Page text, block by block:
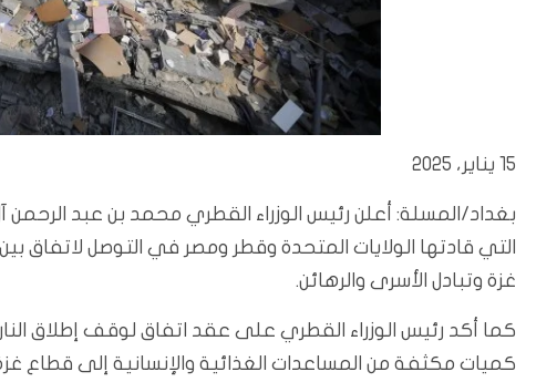
15 يناير، 2025
بغداد/المسلة: أعلن رئيس الوزراء القطري محمد بن عبد الرحمن
التي قادتها الولايات المتحدة وقطر ومصر في التوصل
غزة وتبادل الأسرى والرهائن.
كما أكد رئيس الوزراء القطري على عقد اتفاق لوقف إطلاق
كميات مكثفة من المساعدات الغذائية والإنسانية إلى قطاع